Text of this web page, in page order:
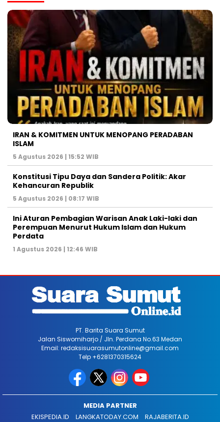
IRAN & KOMITMEN UNTUK MENOPANG PERADABAN
ISLAM
5 Agustus 2026 | 15:52 WIB
Konstitusi Tipu Daya dan Sandera Politik: Akar
Kehancuran Republik
5 Agustus 2026 | 08:17 WIB
Ini Aturan Pembagian Warisan Anak Laki-laki dan
Perempuan Menurut Hukum Islam dan Hukum
Perdata
1 Agustus 2026 | 12:46 WIB
PT. Barita Suara Sumut
Jalan Siswomiharjo / Jln. Perdana No.63 Medan
Email: redaksisuarasumutonline@gmail.com
Telp +6281370315624
MEDIA PARTNER
EKISPEDIA.ID
LANGKATODAY.COM RAJABERITA.ID